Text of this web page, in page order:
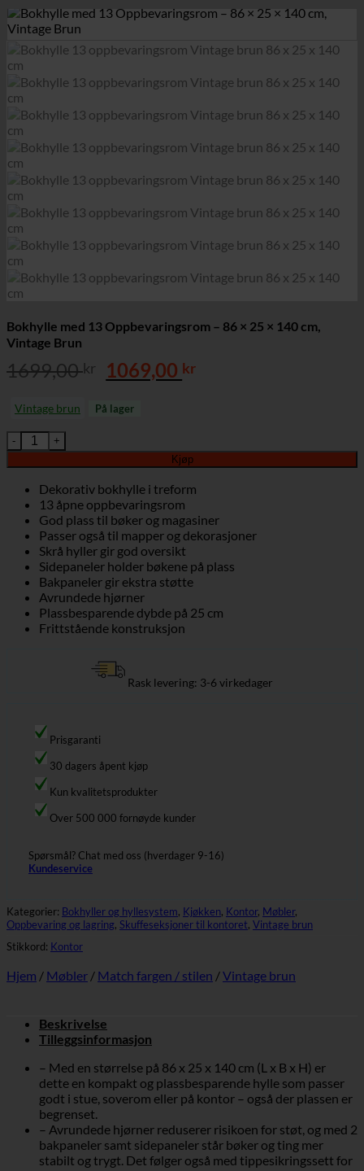
Bokhylle med 13 Oppbevaringsrom – 86 × 25 × 140 cm,
Vintage Brun
1699,00kr
Opprinnelig
pris
var:
1069,00 krNåværende
Vintage brun På lager
Bokhylle med 13 Oppbevaringsrom – 86 × 25 × 140 cm, Vintage
Kjøp
Dekorativ bokhylle i treform
13 åpne oppbevaringsrom
God plass til bøker og magasiner
Passer også til mapper og dekorasjoner
Skrå hyller gir god oversikt
Sidepaneler holder bøkene på plass
Bakpaneler gir ekstra støtte
Avrundede hjørner
Plassbesparende dybde på 25 cm
Frittstående konstruksjon
Rask levering: 3-6 virkedager
Prisgaranti
30 dagers åpent kjøp
Kun kvalitetsprodukter
Over 500 000 fornøyde kunder
Spørsmål? Chat med oss (hverdager 9-16)
Kundeservice
Kategorier: Bokhyller og hyllesystem, Kjøkken, Kontor, Møbler,
Oppbevaring og lagring, Skuffeseksjoner til kontoret, Vintage brun
Stikkord: Kontor
Hjem / Møbler / Match fargen / stilen /Vintage brun
Beskrivelse
Tilleggsinformasjon
– Med en størrelse på 86 x 25 x 140 cm (L x B x H) er
dette en kompakt og plassbesparende hylle som passer
godt i stue, soverom eller på kontor – også der plassen er
begrenset.
– Avrundede hjørner reduserer risikoen for støt, og med 2
bakpaneler samt sidepaneler står bøker og ting mer
stabilt og trygt. Det følger også med tippesikringssett for